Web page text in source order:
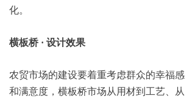
化。
横板桥 · 设计效果
农贸市场的建设要着重考虑群众的幸福感
和满意度，横板桥市场从用材到工艺、从